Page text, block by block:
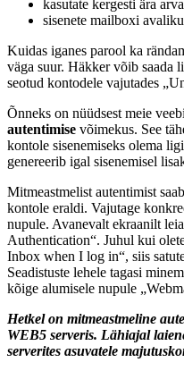
kasutate kergesti ära
sisenete mailboxi
Kuidas iganes parool ka
väga suur. Häkker võib saada
seotud kontodele vajutades
Õnneks on nüüdsest meie
autentimise võimekus. See
kontole sisenemiseks olema
genereerib igal sisenemisel
Mitmeastmelist autentimist
kontole eraldi. Vajutage
nupule. Avanevalt ekraanilt
Authentication“. Juhul kui
Inbox when I log in“, siis
Seadistuste lehele tagasi
kõige alumisele nupule
Hetkel on mitmeastmeline
WEB5 serveris. Lähiajal
serverites asuvatele